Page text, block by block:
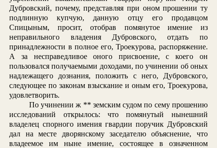
Дубровский, почему, представляя при оном прошении ту
подлинную купчую, данную отцу его продавцом
Спицыным, просит, отобрав помянутое имение из
неправильного владения Дубровского, отдать по
принадлежности в полное его, Троекурова, распоряжение.
А за несправедливое оного присвоение, с коего он
пользовался получаемыми доходами, по учинении об оных
надлежащего дознания, положить с него, Дубровского,
следующее по законам взыскание и оным его, Троекурова,
удовлетворить.
По учинении ж ** земским судом по сему прошению
исследований открылось: что помянутый нынешний
владелец спорного имения гвардии поручик Дубровский
дал на месте дворянскому заседателю объяснение, что
владеемое им ныне имение, состоящее в означенном